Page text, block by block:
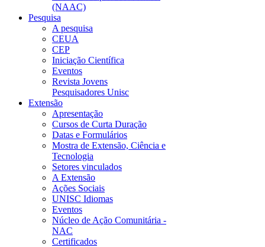
(NAAC)
Pesquisa
A pesquisa
CEUA
CEP
Iniciação Científica
Eventos
Revista Jovens
Pesquisadores Unisc
Extensão
Apresentação
Cursos de Curta Duração
Datas e Formulários
Mostra de Extensão, Ciência e
Tecnologia
Setores vinculados
A Extensão
Ações Sociais
UNISC Idiomas
Eventos
Núcleo de Ação Comunitária -
NAC
Certificados